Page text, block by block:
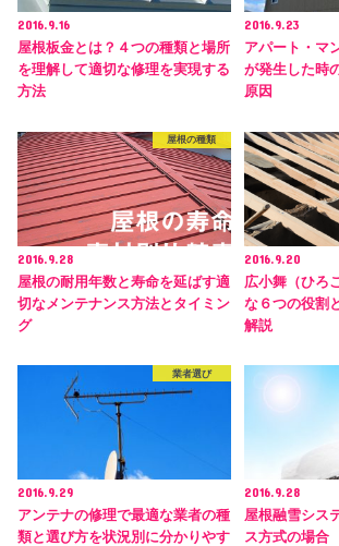
2016.9.16
屋根板金とは？４つの種類と場所
を理解して適切な修理を実現する
方法
2016.9.23
アパート・マ
が発生した時
原因
屋根の種類
2016.9.28
屋根の耐用年数と寿命を延ばす適
切なメンテナンス方法とタイミン
グ
2016.9.20
広小舞（ひろ
な６つの役割
解説
業者選び
2016.9.29
アンテナの修理で最適な業者の種
類と選び方を状況別に分かりやす
2016.9.28
屋根融雪シス
ス方式の場合